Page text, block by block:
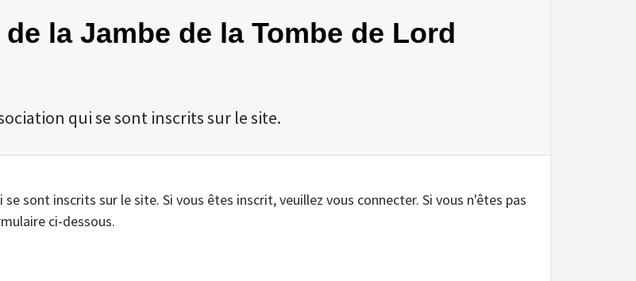
la Jambe de la Tombe de Lord
qui se sont inscrits sur le site.
sont inscrits sur le site. Si vous êtes inscrit, veuillez vous connecter. Si vous n'êtes pas
ci-dessous.